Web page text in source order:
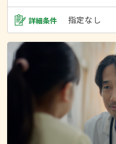
詳細条件 指定なし